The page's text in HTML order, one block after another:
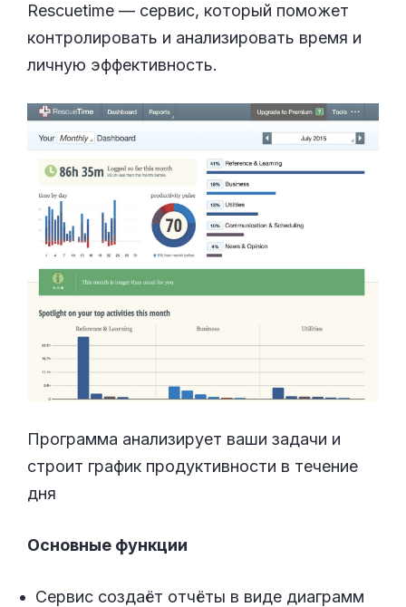
Rescuetime — сервис, который поможет
контролировать и анализировать время и
личную эффективность.
Программа анализирует ваши задачи и
строит график продуктивности в течение
дня
Основные функции
Сервис создаёт отчёты в виде диаграмм